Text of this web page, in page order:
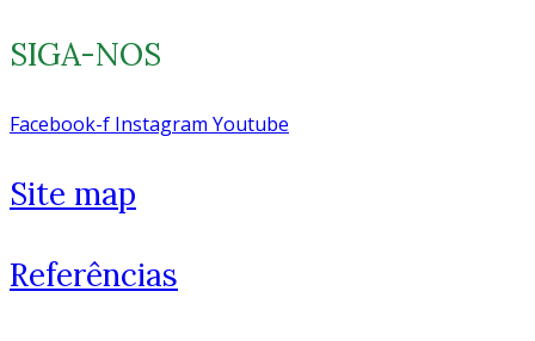
SIGA-NOS
Facebook-f Instagram Youtube
Site map
Referências